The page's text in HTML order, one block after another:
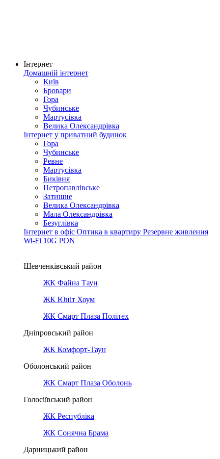
Інтернет
Домашній інтернет
Київ
Бровари
Гора
Чубинське
Мартусівка
Велика Олександрівка
Інтернет у приватний будинок
Гора
Чубинське
Ревне
Мартусівка
Биківня
Петропавлівське
Затишне
Велика Олександрівка
Мала Олександрівка
Безуглівка
Інтернет в офіс Оптика в квартиру Резервне живлення
Wi-Fi 10G PON
Шевченківський район
ЖК Файна Таун
ЖК Юніт Хоум
ЖК Смарт Плаза Політех
Дніпровський район
ЖК Комфорт-Таун
Оболонський район
ЖК Смарт Плаза Оболонь
Голосіївський район
ЖК Республіка
ЖК Сонячна Брама
Дарницький район